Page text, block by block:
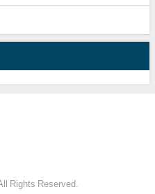
Rights Reserved.